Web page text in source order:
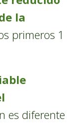
la
primeros 1
es diferente